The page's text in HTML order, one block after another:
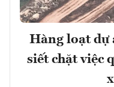
Hàng loạt dự
siết chặt việc